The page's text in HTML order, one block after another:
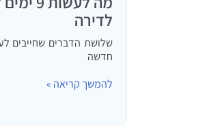
לדירה
שלושת הדברים שחייבים
חדשה
להמשך קריאה »